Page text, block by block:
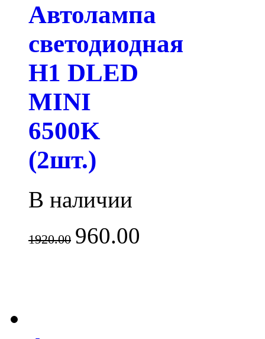
Автолампа
светодиодная
H1 DLED
MINI
6500K
(2шт.)
В наличии
1920.00 960.00